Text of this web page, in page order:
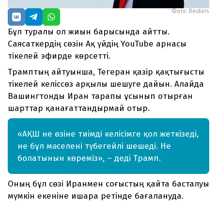
Фото: Reuters
Бұл туралы ол жиын барысында айтты.
Саясаткердің сөзін Ақ үйдің YouTube арнасы
тікелей эфирде көрсетті.
Трамптың айтуынша, Тегеран қазір қақтығысты
тікелей келіссөз арқылы шешуге дайын. Алайда
Вашингтонды Иран тарапы ұсынып отырған
шарттар қанағаттандырмай отыр.
«АҚШ не өзіне тиімді келісімге қол жеткізеді,
не бұл мәселені түбегейлі шешеді. Не
болатынын көреміз», – деді Трамп.
Оның бұл сөзі Иранмен соғыстың қайта басталуы
мүмкін екеніне ишара ретінде бағалануда.